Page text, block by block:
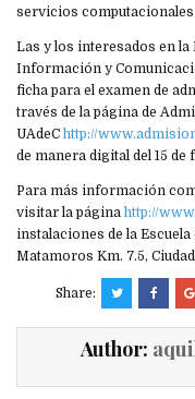
servicios
Las y los interesados en
Información y
ficha para el examen de
través de la página de
UAdeC http://
de manera digital del 15 de
Para más información
visitar la página http://
instalaciones de la
Matamoros Km. 7.5,
Share:
Author: